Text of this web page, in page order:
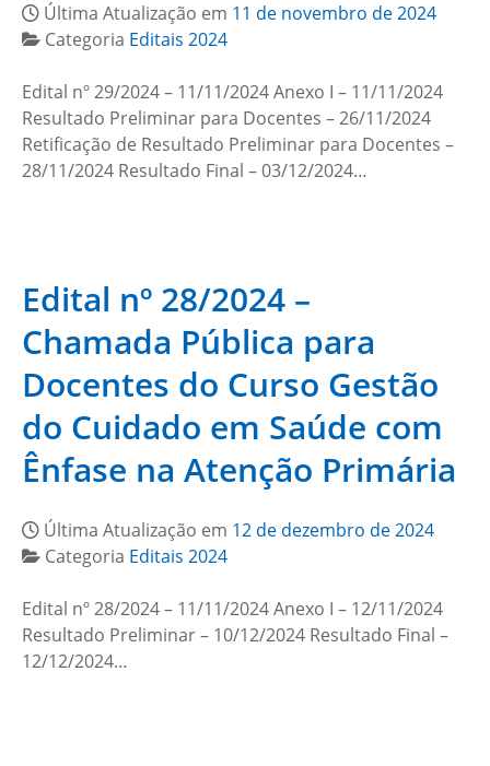
Última Atualização em 11 de novembro de 2024
Categoria Editais 2024
Edital nº 29/2024 – 11/11/2024 Anexo I – 11/11/2024
Resultado Preliminar para Docentes – 26/11/2024
Retificação de Resultado Preliminar para Docentes –
28/11/2024 Resultado Final – 03/12/2024…
Edital nº 28/2024 –
Chamada Pública para
Docentes do Curso Gestão
do Cuidado em Saúde com
Ênfase na Atenção Primária
Última Atualização em 12 de dezembro de 2024
Categoria Editais 2024
Edital nº 28/2024 – 11/11/2024 Anexo I – 12/11/2024
Resultado Preliminar – 10/12/2024 Resultado Final –
12/12/2024…